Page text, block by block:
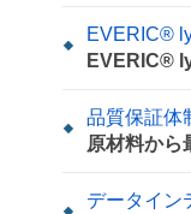
EVERIC®
EVERIC®
品質保証体
原材料から
データイン